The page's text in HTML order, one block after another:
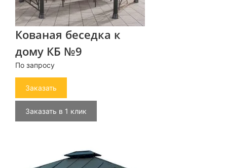
Кованая беседка к
дому КБ №9
По запросу
Заказать
Заказать в 1 клик